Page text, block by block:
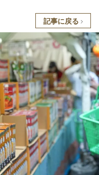
記事に戻る